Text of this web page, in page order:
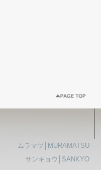
ムラマツ│MURAMATSU
サンキョウ│SANKYO